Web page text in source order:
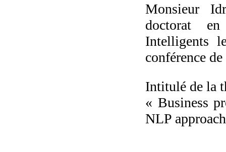
Monsieur
doctorat
Intelligents
conférence
Intitulé de la
« Business
NLP